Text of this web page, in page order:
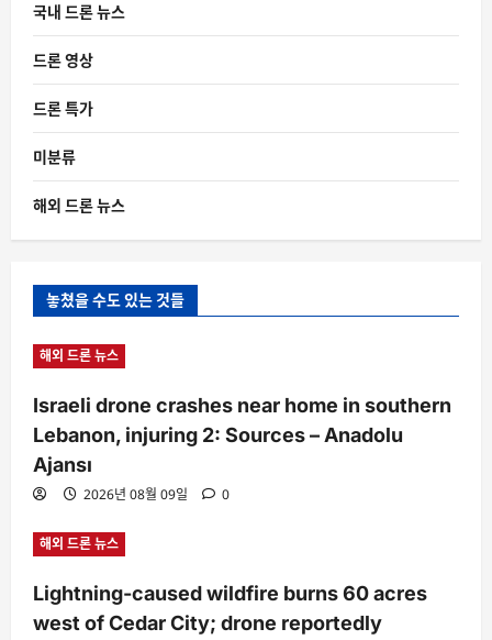
국내 드론 뉴스
드론 영상
드론 특가
미분류
해외 드론 뉴스
놓쳤을 수도 있는 것들
해외 드론 뉴스
Israeli drone crashes near home in southern
Lebanon, injuring 2: Sources – Anadolu
Ajansı
2026년 08월 09일 0
해외 드론 뉴스
Lightning-caused wildfire burns 60 acres
west of Cedar City; drone reportedly